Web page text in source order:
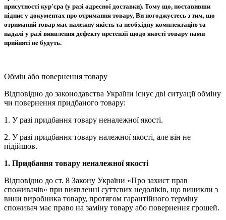
присутності кур'єра (у разі адресної доставки). Тому що, поставивши
підпис у документах про отримання товару, Ви погоджуєтесь з тим, що
отриманий товар має належну якість та необхідну комплектацію та
надалі у разі виявлення дефекту претензії щодо якості товару нами
прийняті не будуть.
Обмін або повернення товару
Відповідно до законодавства України існує дві ситуації обміну
чи повернення придбаного товару:
1. У разі придбання товару неналежної якості.
2. У разі придбання товару належної якості, але він не
підійшов.
1. Придбання товару неналежної якості
Відповідно до ст. 8 Закону України «Про захист прав
споживачів» при виявленні суттєвих недоліків, що виникли з
вини виробника товару, протягом гарантійного терміну
споживач має право на заміну товару або повернення грошей.